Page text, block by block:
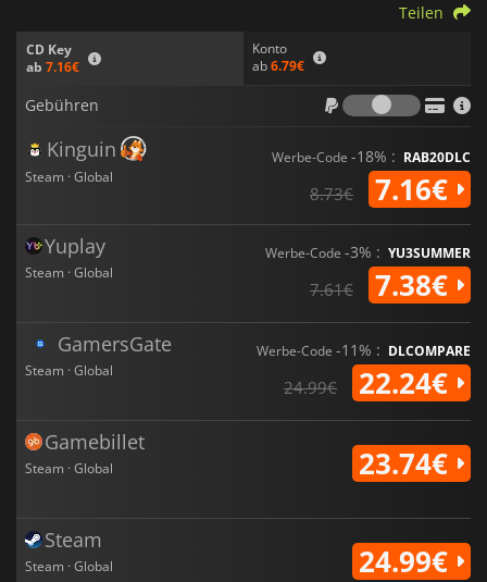
CD Key
ab 7.16€
Konto
ab6.79€
Teilen
Gebühren
Kinguin
Steam · Global
Werbe-Code -18% : RAB20DLC
8.73€ 7.16€
Yuplay
Steam · Global
Werbe-Code -3% : YU3SUMMER
7.61€ 7.38€
GamersGate
Steam · Global
Werbe-Code -11% : DLCOMPARE
24.99€ 22.24€
Gamebillet
Steam · Global 23.74€
Steam
Steam · Global 24.99€